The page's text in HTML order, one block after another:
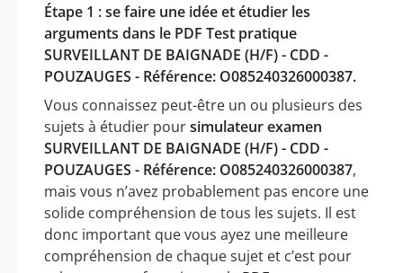
Étape 1 : se faire une idée et étudier les
arguments dans le PDF Test pratique
SURVEILLANT DE BAIGNADE (H/F) - CDD -
POUZAUGES - Référence: O085240326000387.
Vous connaissez peut-être un ou plusieurs des
sujets à étudier poursimulateur examen
SURVEILLANT DE BAIGNADE (H/F) - CDD -
POUZAUGES - Référence: O085240326000387,
mais vous n’avez probablement pas encore une
solide compréhension de tous les sujets. Il est
donc important que vous ayez une meilleure
compréhension de chaque sujet et c’est pour